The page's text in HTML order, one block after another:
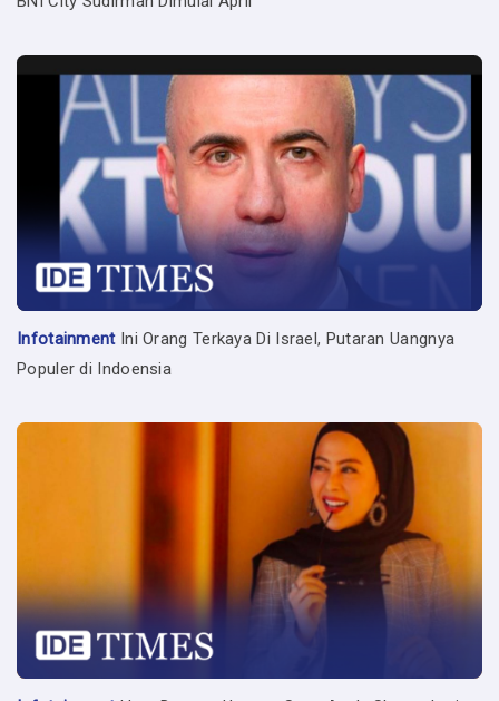
InfotainmentIni Orang Terkaya Di Israel, Putaran Uangnya
Populer di Indoensia